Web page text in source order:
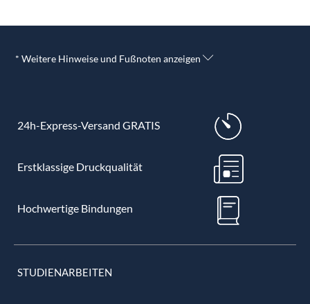
* Weitere Hinweise und Fußnoten anzeigen
24h-Express-Versand GRATIS
Erstklassige Druckqualität
Hochwertige Bindungen
STUDIENARBEITEN